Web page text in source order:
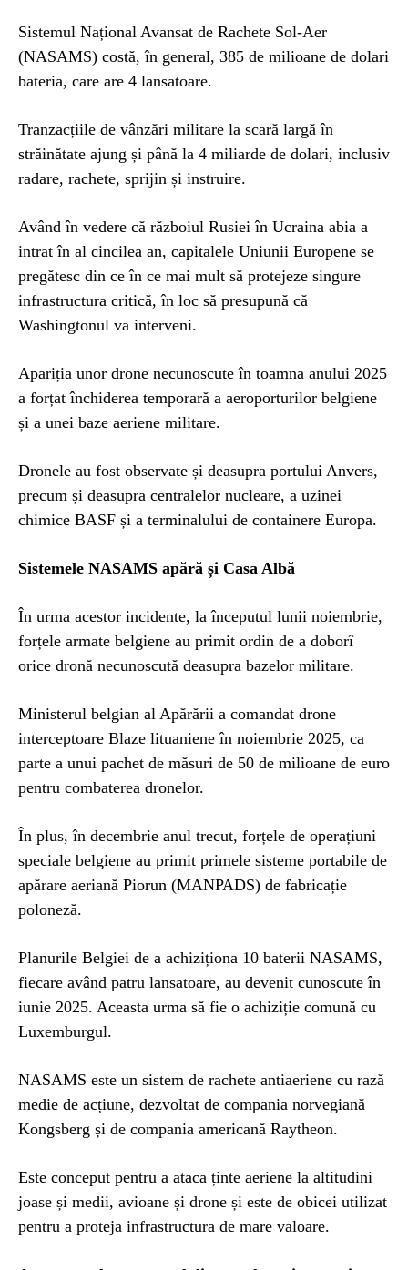
Sistemul Național Avansat de Rachete Sol-Aer
(NASAMS) costă, în general, 385 de milioane de dolari
bateria, care are 4 lansatoare.
Tranzacțiile de vânzări militare la scară largă în
străinătate ajung și până la 4 miliarde de dolari, inclusiv
radare, rachete, sprijin și instruire.
Având în vedere că războiul Rusiei în Ucraina abia a
intrat în al cincilea an, capitalele Uniunii Europene se
pregătesc din ce în ce mai mult să protejeze singure
infrastructura critică, în loc să presupună că
Washingtonul va interveni.
Apariția unor drone necunoscute în toamna anului 2025
a forțat închiderea temporară a aeroporturilor belgiene
și a unei baze aeriene militare.
Dronele au fost observate și deasupra portului Anvers,
precum și deasupra centralelor nucleare, a uzinei
chimice BASF și a terminalului de containere Europa.
Sistemele NASAMS apără și Casa Albă
În urma acestor incidente, la începutul lunii noiembrie,
forțele armate belgiene au primit ordin de a doborî
orice dronă necunoscută deasupra bazelor militare.
Ministerul belgian al Apărării a comandat drone
interceptoare Blaze lituaniene în noiembrie 2025, ca
parte a unui pachet de măsuri de 50 de milioane de euro
pentru combaterea dronelor.
În plus, în decembrie anul trecut, forțele de operațiuni
speciale belgiene au primit primele sisteme portabile de
apărare aeriană Piorun (MANPADS) de fabricație
poloneză.
Planurile Belgiei de a achiziționa 10 baterii NASAMS,
fiecare având patru lansatoare, au devenit cunoscute în
iunie 2025. Aceasta urma să fie o achiziție comună cu
Luxemburgul.
NASAMS este un sistem de rachete antiaeriene cu rază
medie de acțiune, dezvoltat de compania norvegiană
Kongsberg și de compania americană Raytheon.
Este conceput pentru a ataca ținte aeriene la altitudini
joase și medii, avioane și drone și este de obicei utilizat
pentru a proteja infrastructura de mare valoare.